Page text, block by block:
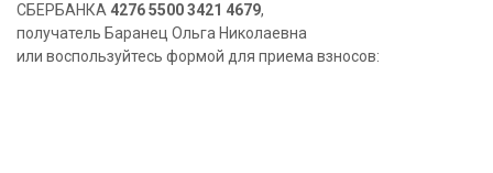
СБЕРБАНКА 4276 5500 3421 4679,
получатель Баранец Ольга Николаевна
или воспользуйтесь формой для приема взносов: